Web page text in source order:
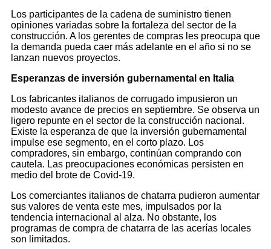
Los participantes de la cadena de suministro tienen
opiniones variadas sobre la fortaleza del sector de la
construcción. A los gerentes de compras les preocupa que
la demanda pueda caer más adelante en el año si no se
lanzan nuevos proyectos.
Esperanzas de inversión gubernamental en Italia
Los fabricantes italianos de corrugado impusieron un
modesto avance de precios en septiembre. Se observa un
ligero repunte en el sector de la construcción nacional.
Existe la esperanza de que la inversión gubernamental
impulse ese segmento, en el corto plazo. Los
compradores, sin embargo, continúan comprando con
cautela. Las preocupaciones económicas persisten en
medio del brote de Covid-19.
Los comerciantes italianos de chatarra pudieron aumentar
sus valores de venta este mes, impulsados ​​por la
tendencia internacional al alza. No obstante, los
programas de compra de chatarra de las acerías locales
son limitados.